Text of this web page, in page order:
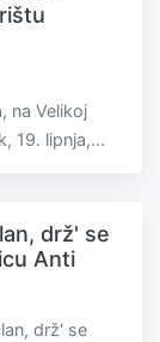
na Velikoj
19. lipnja,...
drž' se
Anti
drž' se